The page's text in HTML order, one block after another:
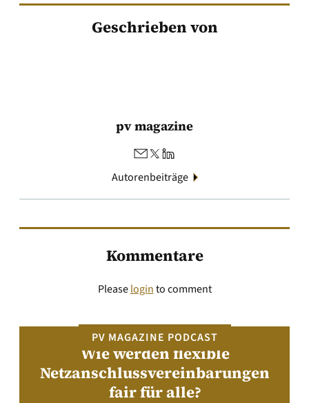
Geschrieben von
pv magazine
Autorenbeiträge
Kommentare
Pleaseloginto comment
PV MAGAZINE PODCAST
Wie werden flexible
Netzanschlussvereinbarungen
fair für alle?